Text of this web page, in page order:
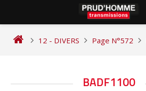
12 - DIVERS Page N°572
BADF1100